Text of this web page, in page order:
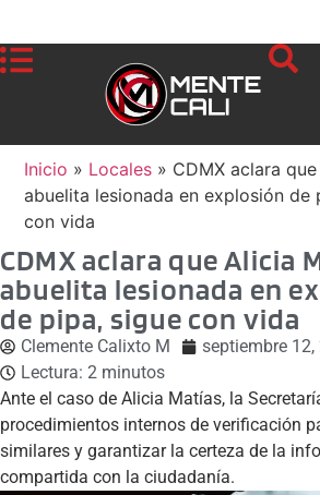
Inicio » Locales » CDMX aclara
abuelita lesionada en explosión de
con vida
CDMX aclara que Alicia
abuelita lesionada en
de pipa, sigue con vida
Clemente Calixto M septiembre 12,
Lectura: 2 minutos
Ante el caso de Alicia Matías, la
procedimientos internos de verificación
similares y garantizar la certeza de la
compartida con la ciudadanía.